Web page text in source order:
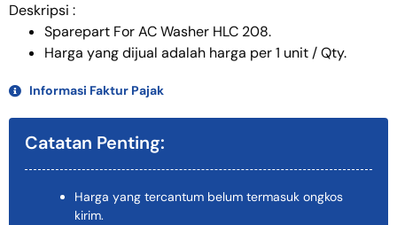
Deskripsi :
Sparepart For AC Washer HLC 208.
Harga yang dijual adalah harga per 1 unit / Qty.
Informasi Faktur Pajak
Catatan Penting:
Harga yang tercantum belum termasuk ongkos
kirim.